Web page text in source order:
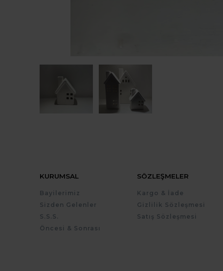
KURUMSAL
Bayilerimiz
Sizden Gelenler
S.S.S.
Öncesi & Sonrası
SÖZLEŞMELER
Kargo & İade
Gizlilik Sözleşmesi
Satış Sözleşmesi